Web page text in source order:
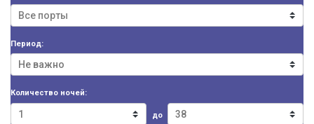
Период:
Количество ночей:
до